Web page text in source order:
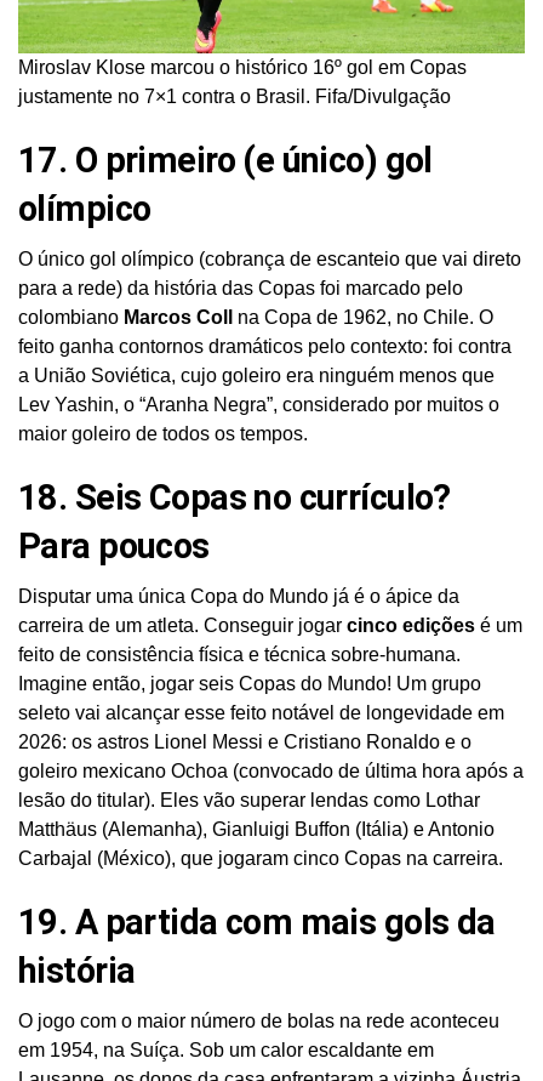
Miroslav Klose marcou o histórico 16º gol em Copas
justamente no 7×1 contra o Brasil. Fifa/Divulgação
17. O primeiro (e único) gol
olímpico
O único gol olímpico (cobrança de escanteio que vai direto
para a rede) da história das Copas foi marcado pelo
colombiano Marcos Coll
na Copa de 1962, no Chile. O
feito ganha contornos dramáticos pelo contexto: foi contra
a União Soviética, cujo goleiro era ninguém menos que
Lev Yashin, o “Aranha Negra”, considerado por muitos o
maior goleiro de todos os tempos.
18. Seis Copas no currículo?
Para poucos
Disputar uma única Copa do Mundo já é o ápice da
carreira de um atleta. Conseguir jogar cinco edições é um
feito de consistência física e técnica sobre-humana.
Imagine então, jogar seis Copas do Mundo! Um grupo
seleto vai alcançar esse feito notável de longevidade em
2026: os astros Lionel Messi e Cristiano Ronaldo e o
goleiro mexicano Ochoa (convocado de última hora após a
lesão do titular). Eles vão superar lendas como Lothar
Matthäus (Alemanha), Gianluigi Buffon (Itália) e Antonio
Carbajal (México), que jogaram cinco Copas na carreira.
19. A partida com mais gols da
história
O jogo com o maior número de bolas na rede aconteceu
em 1954, na Suíça. Sob um calor escaldante em